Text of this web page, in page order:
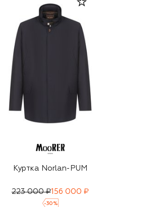
Куртка Norlan-PUM
223 000 ₽156 000 ₽
-30 %